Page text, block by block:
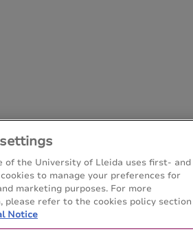
of the University of Lleida uses first- and
to manage your preferences for
marketing purposes. For more
please refer to the cookies policy section
Notice